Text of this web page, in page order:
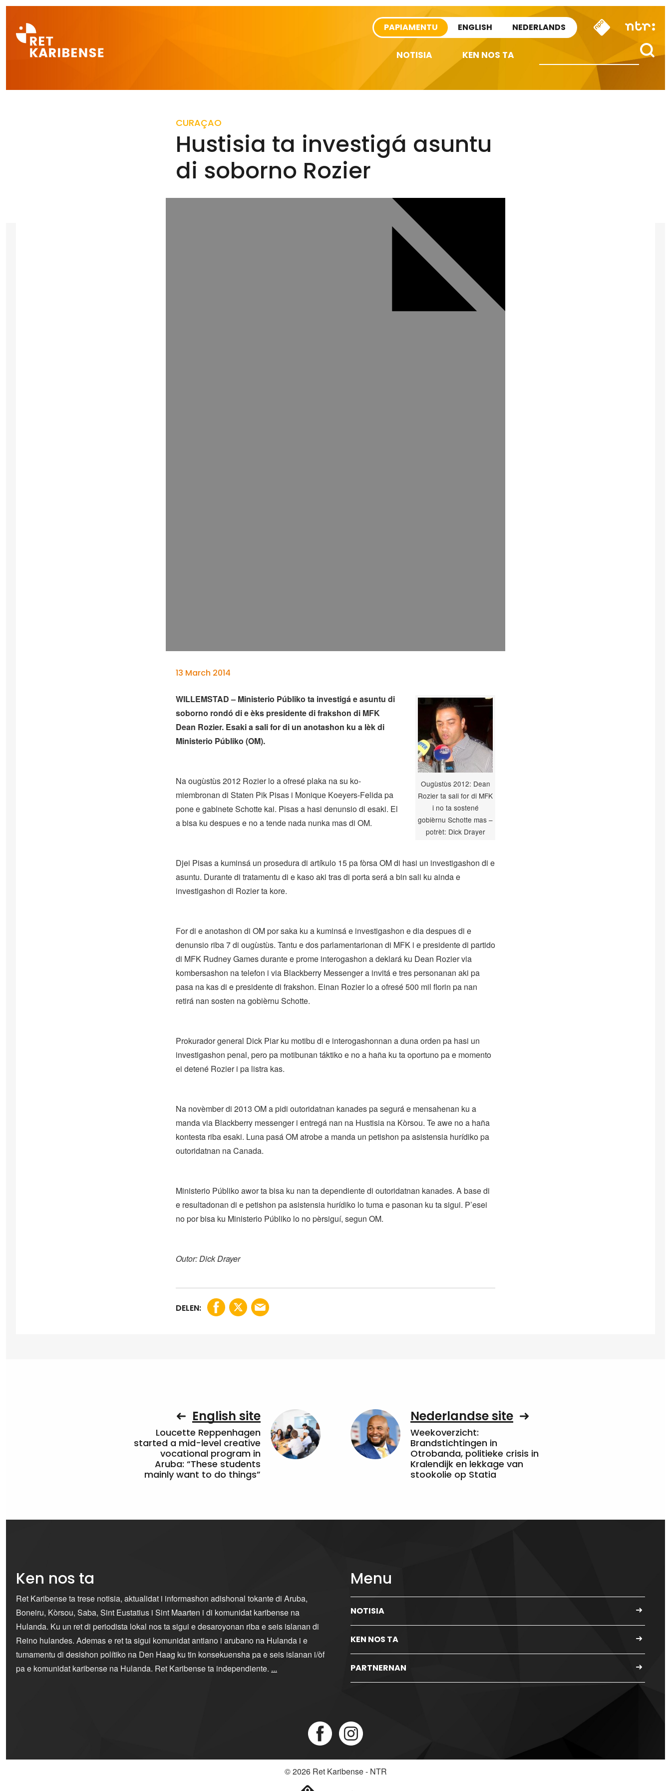
PAPIAMENTU ENGLISH NEDERLANDS
NOTISIA KEN NOS TA
CURAÇAO
Hustisia ta investigá asuntu
di soborno Rozier
13 March 2014
Ougùstùs 2012: Dean
Rozier ta sali for di MFK
i no ta sostené
gobièrnu Schotte mas –
potrèt: Dick Drayer
WILLEMSTAD – Ministerio Públiko ta investigá e asuntu di
soborno rondó di e èks presidente di frakshon di MFK
Dean Rozier. Esaki a sali for di un anotashon ku a lèk di
Ministerio Públiko (OM).
Na ougùstùs 2012 Rozier lo a ofresé plaka na su ko-
miembronan di Staten Pik Pisas i Monique Koeyers-Felida pa
pone e gabinete Schotte kai. Pisas a hasi denunsio di esaki. El
a bisa ku despues e no a tende nada nunka mas di OM.
Djei Pisas a kuminsá un prosedura di artíkulo 15 pa fòrsa OM di hasi un investigashon di e
asuntu. Durante di tratamentu di e kaso aki tras di porta será a bin sali ku ainda e
investigashon di Rozier ta kore.
For di e anotashon di OM por saka ku a kuminsá e investigashon e dia despues di e
denunsio riba 7 di ougùstùs. Tantu e dos parlamentarionan di MFK i e presidente di partido
di MFK Rudney Games durante e prome interogashon a deklará ku Dean Rozier via
kombersashon na telefon i via Blackberry Messenger a invitá e tres personanan aki pa
pasa na kas di e presidente di frakshon. Einan Rozier lo a ofresé 500 mil florin pa nan
retirá nan sosten na gobièrnu Schotte.
Prokurador general Dick Piar ku motibu di e interogashonnan a duna orden pa hasi un
investigashon penal, pero pa motibunan táktiko e no a haña ku ta oportuno pa e momento
ei detené Rozier i pa listra kas.
Na novèmber di 2013 OM a pidi outoridatnan kanades pa segurá e mensahenan ku a
manda via Blackberry messenger i entregá nan na Hustisia na Kòrsou. Te awe no a haña
kontesta riba esaki. Luna pasá OM atrobe a manda un petishon pa asistensia hurídiko pa
outoridatnan na Canada.
Ministerio Públiko awor ta bisa ku nan ta dependiente di outoridatnan kanades. A base di
e resultadonan di e petishon pa asistensia hurídiko lo tuma e pasonan ku ta sigui. P’esei
no por bisa ku Ministerio Públiko lo no pèrsiguí, segun OM.
Outor: Dick Drayer
DELEN:
English site
Loucette Reppenhagen
started a mid-level creative
vocational program in
Aruba: “These students
mainly want to do things”
Nederlandse site
Weekoverzicht:
Brandstichtingen in
Otrobanda, politieke crisis in
Kralendijk en lekkage van
stookolie op Statia
Ken nos ta
Ret Karibense ta trese notisia, aktualidat i informashon adishonal tokante di Aruba,
Boneiru, Kòrsou, Saba, Sint Eustatius i Sint Maarten i di komunidat karibense na
Hulanda. Ku un ret di periodista lokal nos ta sigui e desaroyonan riba e seis islanan di
Reino hulandes. Ademas e ret ta sigui komunidat antiano i arubano na Hulanda i e
tumamentu di desishon polítiko na Den Haag ku tin konsekuensha pa e seis islanan i/òf
pa e komunidat karibense na Hulanda. Ret Karibense ta independiente. ...
Menu
NOTISIA
KEN NOS TA
PARTNERNAN
© 2026 Ret Karibense - NTR